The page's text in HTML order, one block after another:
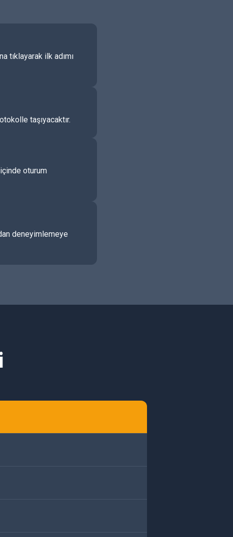
tıklayarak ilk adımı
taşıyacaktır.
oturum
deneyimlemeye